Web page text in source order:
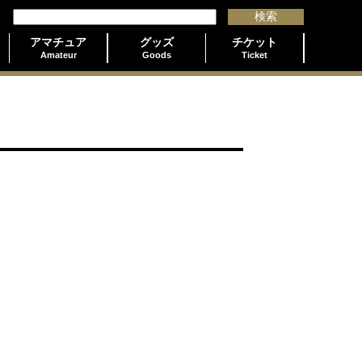
アマチュア
Amateur
グッズ
Goods
チケット
Ticket